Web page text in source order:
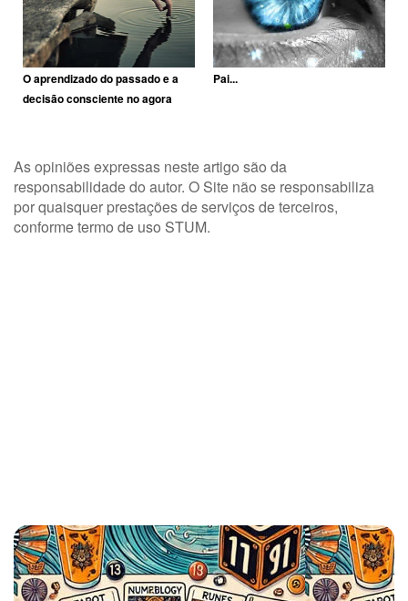
O aprendizado do passado e a
decisão consciente no agora
Pai...
As opiniões expressas neste artigo são da
responsabilidade do autor. O Site não se responsabiliza
por quaisquer prestações de serviços de terceiros,
conforme termo de uso STUM.